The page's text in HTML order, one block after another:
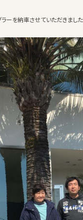
ーを納車させていただきました